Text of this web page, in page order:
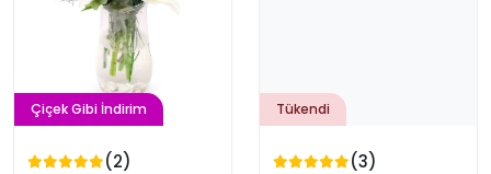
Çiçek Gibi İndirim
(2)
Tükendi
(3)